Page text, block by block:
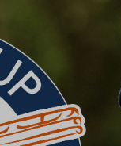
BLASER CUP
Erleben Sie den
Wettkämpfen im